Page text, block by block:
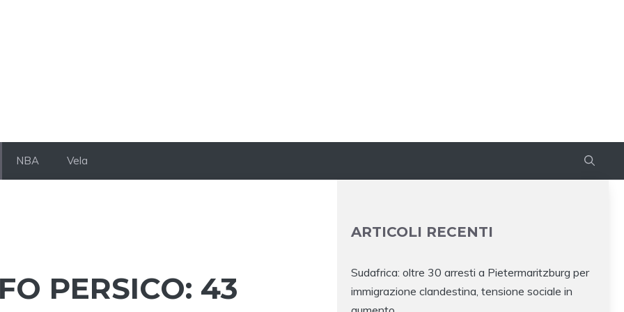
NBA Vela
PERSICO: 43
ARTICOLI RECENTI
Sudafrica: oltre 30 arresti a Pietermaritzburg per
immigrazione clandestina, tensione sociale in